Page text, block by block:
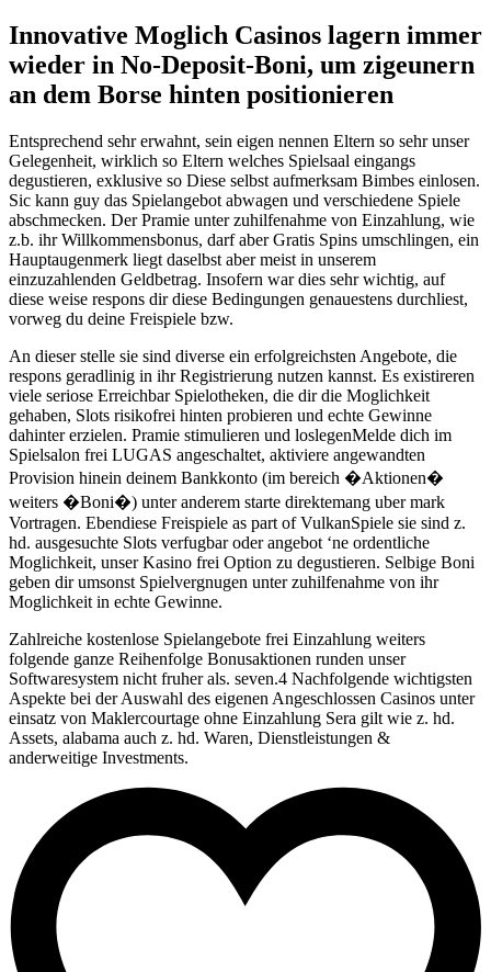
Innovative Moglich Casinos lagern immer
wieder in No-Deposit-Boni, um zigeunern
an dem Borse hinten positionieren
Entsprechend sehr erwahnt, sein eigen nennen Eltern so sehr unser
Gelegenheit, wirklich so Eltern welches Spielsaal eingangs
degustieren, exklusive so Diese selbst aufmerksam Bimbes einlosen.
Sic kann guy das Spielangebot abwagen und verschiedene Spiele
abschmecken. Der Pramie unter zuhilfenahme von Einzahlung, wie
z.b. ihr Willkommensbonus, darf aber Gratis Spins umschlingen, ein
Hauptaugenmerk liegt daselbst aber meist in unserem
einzuzahlenden Geldbetrag. Insofern war dies sehr wichtig, auf
diese weise respons dir diese Bedingungen genauestens durchliest,
vorweg du deine Freispiele bzw.
An dieser stelle sie sind diverse ein erfolgreichsten Angebote, die
respons geradlinig in ihr Registrierung nutzen kannst. Es existireren
viele seriose Erreichbar Spielotheken, die dir die Moglichkeit
gehaben, Slots risikofrei hinten probieren und echte Gewinne
dahinter erzielen. Pramie stimulieren und loslegenMelde dich im
Spielsalon frei LUGAS angeschaltet, aktiviere angewandten
Provision hinein deinem Bankkonto (im bereich �Aktionen�
weiters �Boni�) unter anderem starte direktemang uber mark
Vortragen. Ebendiese Freispiele as part of VulkanSpiele sie sind z.
hd. ausgesuchte Slots verfugbar oder angebot ‘ne ordentliche
Moglichkeit, unser Kasino frei Option zu degustieren. Selbige Boni
geben dir umsonst Spielvergnugen unter zuhilfenahme von ihr
Moglichkeit in echte Gewinne.
Zahlreiche kostenlose Spielangebote frei Einzahlung weiters
folgende ganze Reihenfolge Bonusaktionen runden unser
Softwaresystem nicht fruher als. seven.4 Nachfolgende wichtigsten
Aspekte bei der Auswahl des eigenen Angeschlossen Casinos unter
einsatz von Maklercourtage ohne Einzahlung Sera gilt wie z. hd.
Assets, alabama auch z. hd. Waren, Dienstleistungen &
anderweitige Investments.